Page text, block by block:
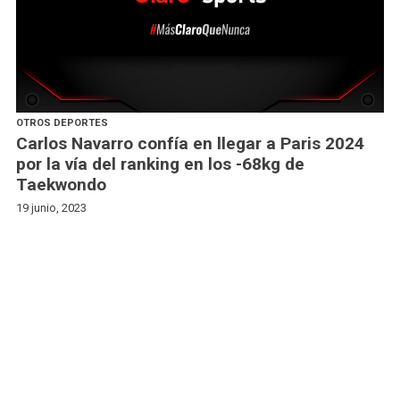
OTROS DEPORTES
Carlos Navarro confía en llegar a Paris 2024
por la vía del ranking en los -68kg de
Taekwondo
19 junio, 2023